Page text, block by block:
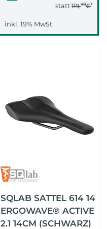
statt 119,99€*
inkl. 19% MwSt.
SQLAB SATTEL 614 14
ERGOWAVE® ACTIVE
2.1 14CM (SCHWARZ)